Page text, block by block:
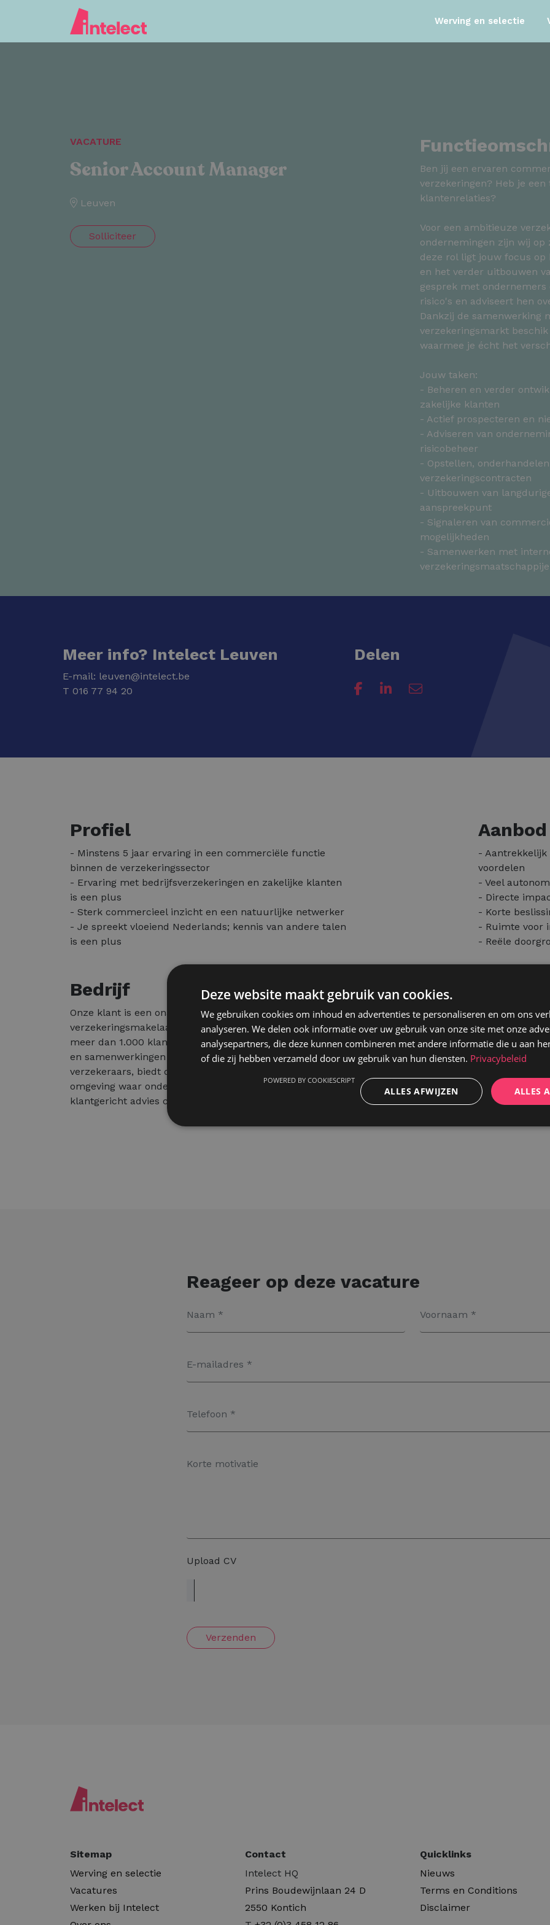
Werving en selectie
VACATURE
Senior Account Manager
Leuven
Solliciteer
Ben jij een ervaren
verzekeringen? Heb je
klantenrelaties?
Voor een ambitieuze
ondernemingen zijn wij op
deze rol ligt jouw focus
en het verder uitbouwen
gesprek met
risico's en adviseert hen
Dankzij de samenwerking
verzekeringsmarkt
waarmee je écht het
Jouw taken:
- Beheren en verder
zakelijke klanten
- Actief prospecteren en
- Adviseren van
risicobeheer
- Opstellen,
verzekeringscontracten
- Uitbouwen van
aanspreekpunt
- Signaleren van
mogelijkheden
- Samenwerken met
Meer info? Intelect Leuven
E-mail: leuven@intelect.be
T 016 77 94 20
Delen
Profiel
- Minstens 5 jaar ervaring in een commerciële functie
binnen de verzekeringssector
- Ervaring met bedrijfsverzekeringen en zakelijke klanten
is een plus
- Sterk commercieel inzicht en een natuurlijke netwerker
- Je spreekt vloeiend Nederlands; kennis van andere talen
is een plus
Bedrijf
Onze klant is een onafhankelijke en groeiende
verzekeringsmakelaar gespecialiseerd in bedrijven. Met
meer dan 1.000 klanten, een sterke reputatie in de markt
en samenwerkingen met vrijwel alle Belgische
verzekeraars, biedt de organisatie een professionele
omgeving waar ondernemerschap, expertise en
klantgericht advies centraal staan.
Aanbod
-
voordelen
- Veel
- Directe
- Korte
- Ruimte voor
- Reële
Reageer op deze vacature
Upload CV
Verzenden
Sitemap
Werving en selectie
Vacatures
Werken bij Intelect
Contact
Intelect HQ
Prins Boudewijnlaan 24 D
2550 Kontich
Quicklinks
Nieuws
Terms en Conditions
Disclaimer
Deze website maakt gebruik van cookies.
We gebruiken cookies om inhoud en advertenties te personaliseren en om ons
analyseren. We delen ook informatie over uw gebruik van onze site met onze
analysepartners, die deze kunnen combineren met andere informatie die u aan
of die zij hebben verzameld door uw gebruik van hun diensten. Privacybeleid
ALLES
ALLES AFWIJZEN
POWERED BY COOKIESCRIPT